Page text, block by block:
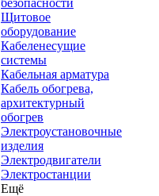
безопасности
Щитовое
оборудование
Кабеленесущие
системы
Кабельная арматура
Кабель обогрева,
архитектурный
обогрев
Электроустановочные
изделия
Электродвигатели
Электростанции
Ещё